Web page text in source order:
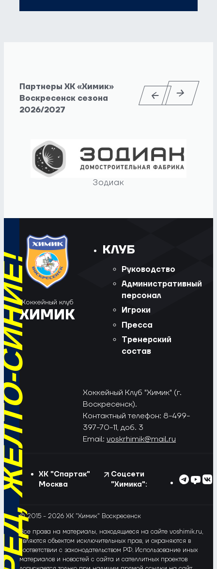
Партнеры ХК «Химик»
Воскресенск сезона
2026/2027
Зодиак
СИНИЕ!
Хоккейный клуб
ХИМИК
КЛУБ
Руководство
Административный
персонал
Игроки
Пресса
Тренерский
состав
Хоккейный Клуб "Химик" (г.
Воскресенск).
Контактный телефон: 8-499-
397-70-11, доб. 3
Email: voskrhimik@mail.ru
ХК "Спартак"
Москва
Соцсети
"Химика":
© 2015 - 2026 ХК "Химик" Воскресенск
Все права на материалы, находящиеся на сайте voshimik.ru,
являются объектом исключительных прав, и охраняются в
соответствии с законодательством РФ. Использование иных
материалов и новостей с сайта и сателлитных проектов